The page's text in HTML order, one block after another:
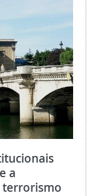
a
terrorismo